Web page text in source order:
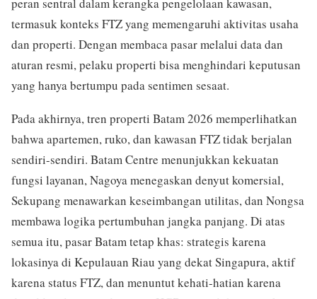
peran sentral dalam kerangka pengelolaan kawasan,
termasuk konteks FTZ yang memengaruhi aktivitas usaha
dan properti. Dengan membaca pasar melalui data dan
aturan resmi, pelaku properti bisa menghindari keputusan
yang hanya bertumpu pada sentimen sesaat.
Pada akhirnya, tren properti Batam 2026 memperlihatkan
bahwa apartemen, ruko, dan kawasan FTZ tidak berjalan
sendiri-sendiri. Batam Centre menunjukkan kekuatan
fungsi layanan, Nagoya menegaskan denyut komersial,
Sekupang menawarkan keseimbangan utilitas, dan Nongsa
membawa logika pertumbuhan jangka panjang. Di atas
semua itu, pasar Batam tetap khas: strategis karena
lokasinya di Kepulauan Riau yang dekat Singapura, aktif
karena status FTZ, dan menuntut kehati-hatian karena